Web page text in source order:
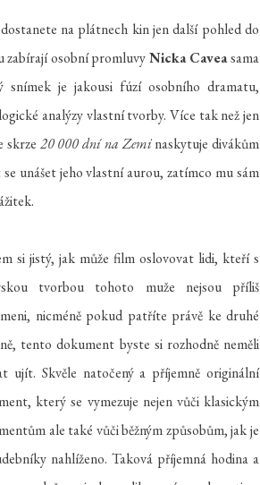
na plátnech kin jen další pohled do
zabírají osobní promluvyNicka Caveasama
je jakousi fúzí osobního dramatu,
analýzy vlastní tvorby. Více tak než jen
skrze 20 000 dní na Zeminaskytuje divákům
unášet jeho vlastní aurou, zatímco mu sám
si jistý, jak může film oslovovat lidi, kteří s
tvorbou tohoto muže nejsou příliš
nicméně pokud patříte právě ke druhé
tento dokument byste si rozhodně neměli
ujít. Skvěle natočený a příjemně originální
který se vymezuje nejen vůči klasickým
ale také vůči běžným způsobům, jak je
nahlíženo. Taková příjemná hodina a